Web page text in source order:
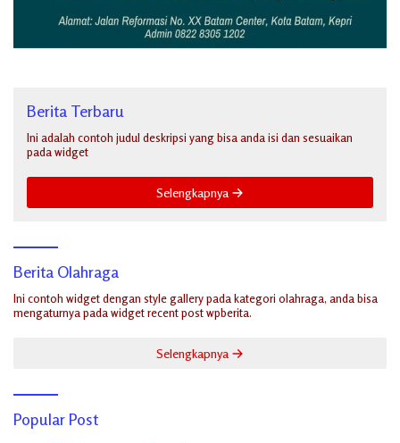
Berita Terbaru
Ini adalah contoh judul deskripsi yang bisa anda isi dan sesuaikan
pada widget
Selengkapnya
Berita Olahraga
Ini contoh widget dengan style gallery pada kategori olahraga, anda bisa
mengaturnya pada widget recent post wpberita.
Selengkapnya
Popular Post